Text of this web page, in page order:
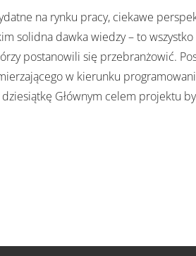
na rynku pracy, ciekawe
solidna dawka wiedzy – to wszystko
postanowili się przebranżowić.
w kierunku
dziesiątkę Głównym celem projektu